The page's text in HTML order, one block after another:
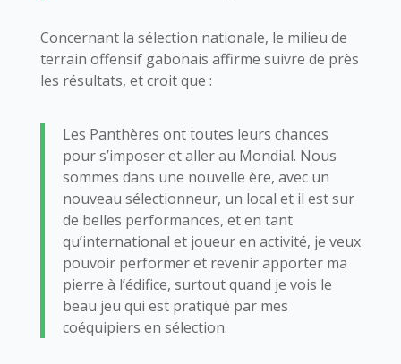
Concernant la sélection nationale, le milieu de
terrain offensif gabonais affirme suivre de près
les résultats, et croit que :
Les Panthères ont toutes leurs chances
pour s’imposer et aller au Mondial. Nous
sommes dans une nouvelle ère, avec un
nouveau sélectionneur, un local et il est sur
de belles performances, et en tant
qu’international et joueur en activité, je veux
pouvoir performer et revenir apporter ma
pierre à l’édifice, surtout quand je vois le
beau jeu qui est pratiqué par mes
coéquipiers en sélection.